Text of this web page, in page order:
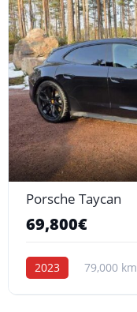
Porsche Taycan
69,800€
2023 79,000 km